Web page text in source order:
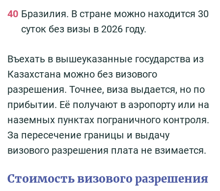
Бразилия. В стране можно находится 30
суток без визы в 2026 году.
Въехать в вышеуказанные государства из
Казахстана можно без визового
разрешения. Точнее, виза выдается, но по
прибытии. Её получают в аэропорту или на
наземных пунктах пограничного контроля.
За пересечение границы и выдачу
визового разрешения плата не взимается.
Стоимость визового разрешения